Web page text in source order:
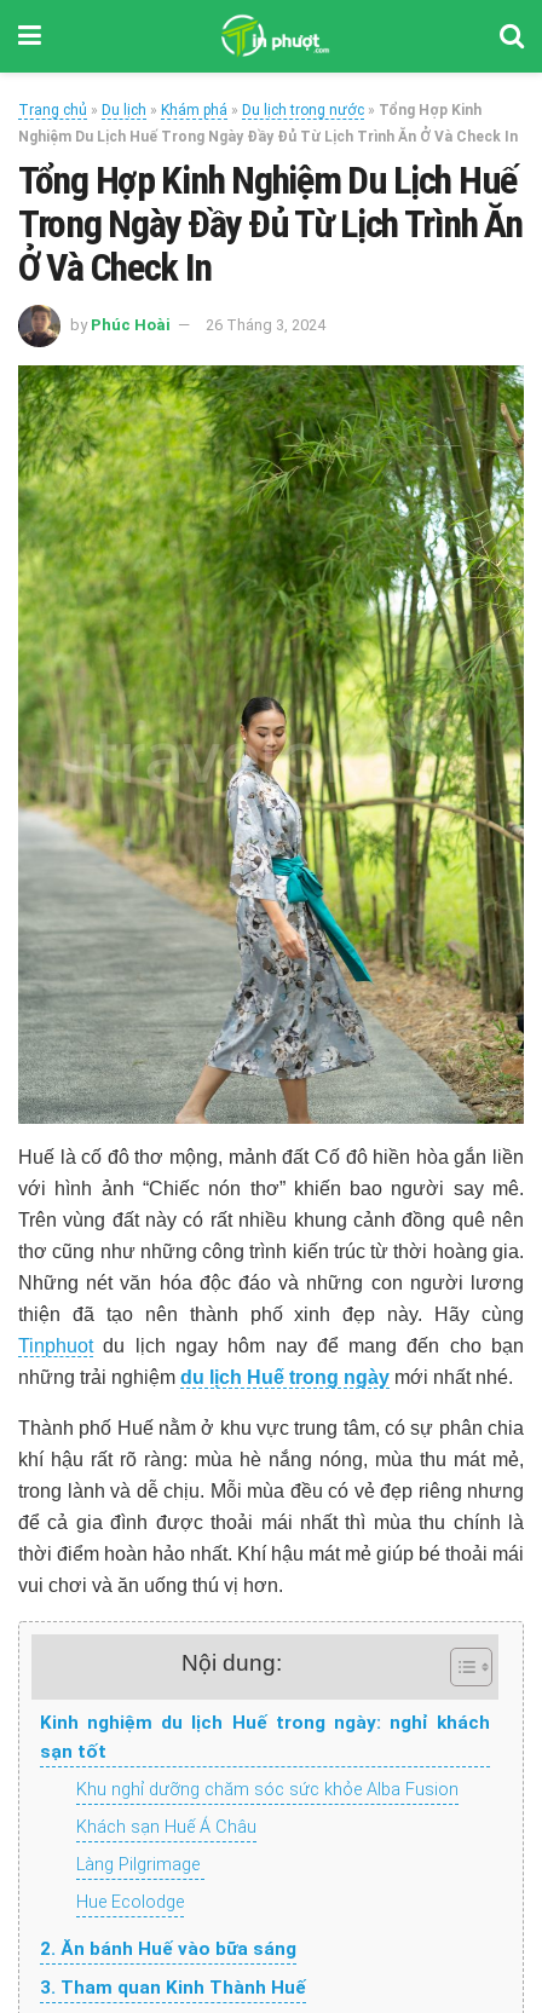
Trang chủ » Du lịch » Khám phá » Du lịch trong nước » Tổng Hợp Kinh
Nghiệm Du Lịch Huế Trong Ngày Đầy Đủ Từ Lịch Trình Ăn Ở Và Check In
Tổng Hợp Kinh Nghiệm Du Lịch Huế
Trong Ngày Đầy Đủ Từ Lịch Trình Ăn
Ở Và Check In
by Phúc Hoài 26 Tháng 3, 2024
Huế là cố đô thơ mộng, mảnh đất Cố đô hiền hòa gắn liền
với hình ảnh “Chiếc nón thơ” khiến bao người say mê.
Trên vùng đất này có rất nhiều khung cảnh đồng quê nên
thơ cũng như những công trình kiến ​​trúc từ thời hoàng gia.
Những nét văn hóa độc đáo và những con người lương
thiện đã tạo nên thành phố xinh đẹp này. Hãy cùng
Tinphuotdu lịch ngay hôm nay để mang đến cho bạn
những trải nghiệm du lịch Huế trong ngày mới nhất nhé.
Thành phố Huế nằm ở khu vực trung tâm, có sự phân chia
khí hậu rất rõ ràng: mùa hè nắng nóng, mùa thu mát mẻ,
trong lành và dễ chịu. Mỗi mùa đều có vẻ đẹp riêng nhưng
để cả gia đình được thoải mái nhất thì mùa thu chính là
thời điểm hoàn hảo nhất. Khí hậu mát mẻ giúp bé thoải mái
vui chơi và ăn uống thú vị hơn.
Nội dung:
Kinh nghiệm du lịch Huế trong ngày: nghỉ khách
sạn tốt
Khu nghỉ dưỡng chăm sóc sức khỏe Alba Fusion
Khách sạn Huế Á Châu
Làng Pilgrimage
Hue Ecolodge
2. Ăn bánh Huế vào bữa sáng
3. Tham quan Kinh Thành Huế